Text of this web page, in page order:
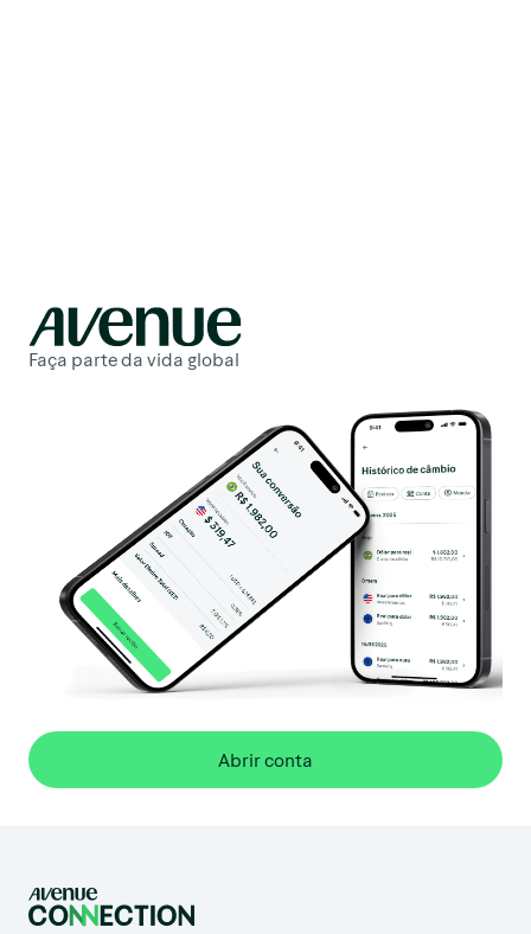
Faça parte da vida global
Abrir conta